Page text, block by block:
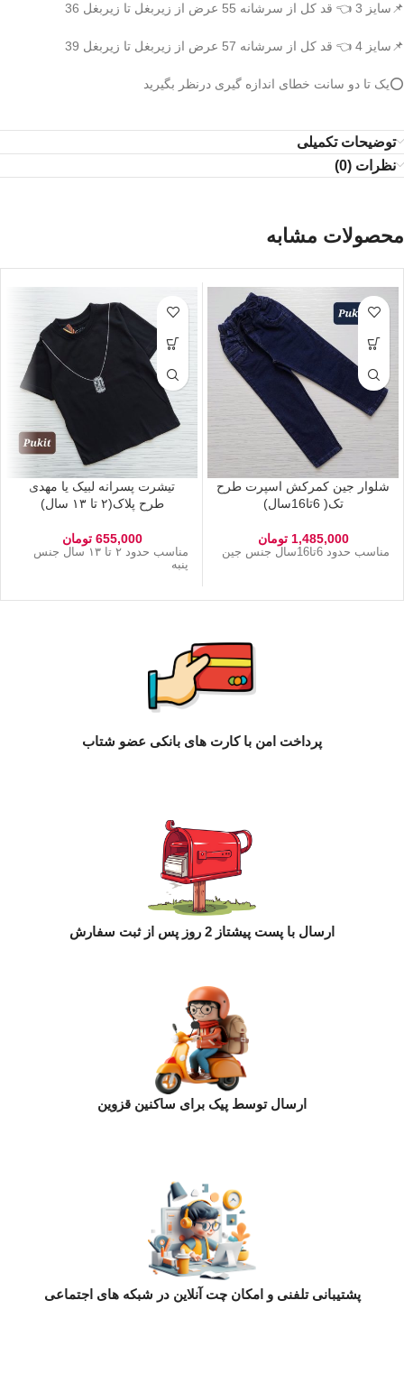
📌سایز 3 👈 قد کل از سرشانه 55 عرض از زیربغل تا زیربغل 36
📌سایز 4 👈 قد کل از سرشانه 57 عرض از زیربغل تا زیربغل 39
⭕️یک تا دو سانت خطای اندازه گیری درنظر بگیرید
توضیحات تکمیلی
نظرات (0)
محصولات مشابه
شلوار جین کمرکش اسپرت طرح
تک( 6تا16سال)
1,485,000 تومان
مناسب حدود 6تا16سال جنس جین
تیشرت پسرانه لبیک یا مهدی
طرح پلاک(۲ تا ۱۳ سال)
655,000 تومان
مناسب حدود ۲ تا ۱۳ سال جنس
پنبه
پرداخت امن با کارت های بانکی عضو شتاب
ارسال با پست پیشتاز 2 روز پس از ثبت سفارش
ارسال توسط پیک برای ساکنین قزوین
پشتیبانی تلفنی و امکان چت آنلاین در شبکه های اجتماعی